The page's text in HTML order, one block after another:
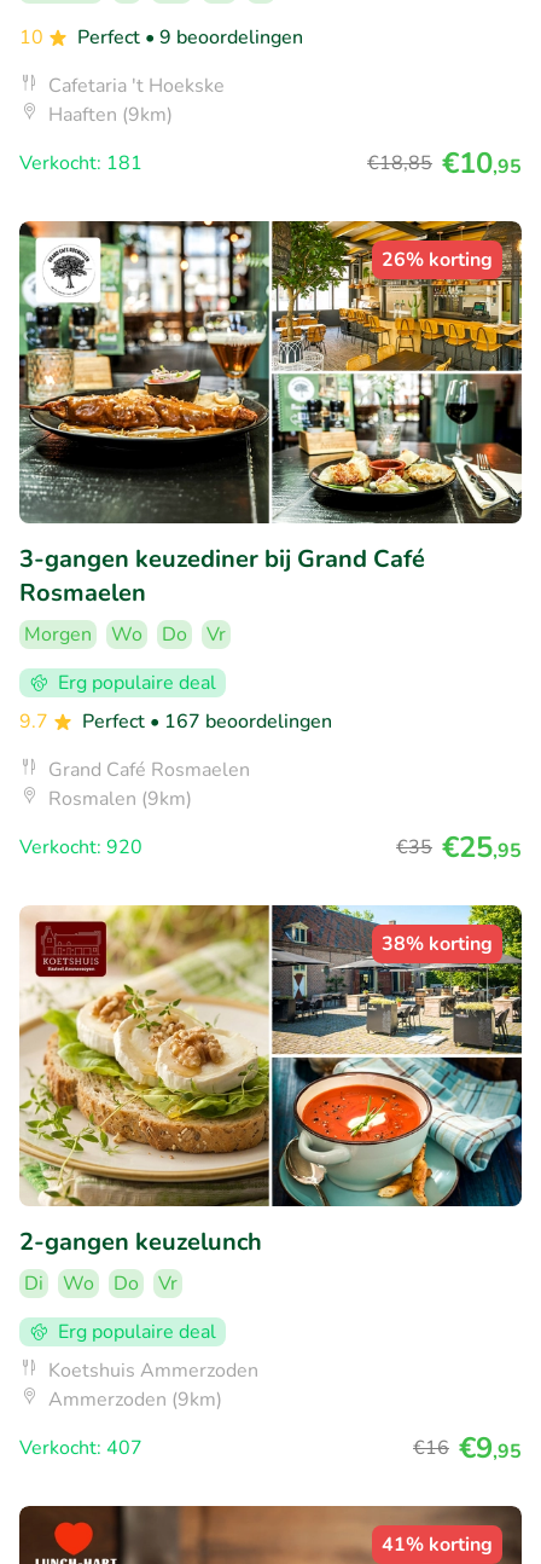
10
Perfect • 9 beoordelingen
Cafetaria 't Hoekske
Haaften (9km)
Verkocht: 181
€18,85 €10,95
26% korting
3-gangen keuzediner bij Grand Café
Rosmaelen
Morgen Wo Do
Vr
Erg populaire deal
9.7
Perfect • 167 beoordelingen
Grand Café Rosmaelen
Rosmalen (9km)
Verkocht: 920
€35 €25,95
38% korting
2-gangen keuzelunch
Di Wo Do
Vr
Erg populaire deal
Koetshuis Ammerzoden
Ammerzoden (9km)
Verkocht: 407
€16 €9,95
41% korting